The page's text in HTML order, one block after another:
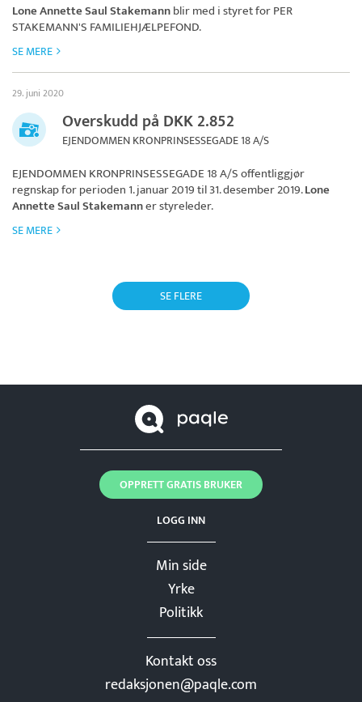
Lone Annette Saul Stakemannblir med i styret forPER
STAKEMANN'S FAMILIEHJÆLPEFOND.
SE MERE
29. juni 2020
Overskudd på DKK 2.852
EJENDOMMEN KRONPRINSESSEGADE 18 A/S
EJENDOMMEN KRONPRINSESSEGADE 18 A/Soffentliggjør
regnskap for perioden 1. januar 2019 til 31. desember 2019.Lone
Annette Saul Stakemanner styreleder.
SE MERE
SE FLERE
Min side
Yrke
Politikk
Kontakt oss
redaksjonen@paqle.com
LOGG INN
OPPRETT GRATIS BRUKER